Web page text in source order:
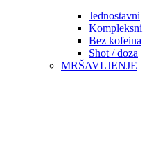
Jednostavni
Kompleksni
Bez kofeina
Shot / doza
MRŠAVLJENJE